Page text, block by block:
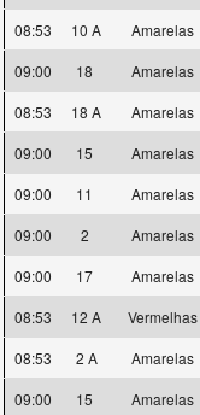
08:53
10 A Amarelas
09:00
18 Amarelas
08:53
18 A Amarelas
09:00
15 Amarelas
09:00
11 Amarelas
09:00
2 Amarelas
09:00
17 Amarelas
08:53
12 A Vermelhas
08:53
2 A Amarelas
09:00
15 Amarelas